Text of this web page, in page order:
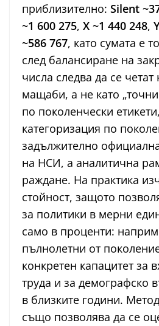
приблизително: Silent
~1 600 275, X ~1 440 248,
~586 767, като сумата е
след балансиране на
числа следва да се четат
мащаби, а не като
по поколенчески
категоризация по
задължително
на НСИ, а аналитична
раждане. На практика
стойност, защото
за политики в мерни
само в проценти:
пълнолетни от
конкретен капацитет за
труда и за демографско
в близките години.
също позволява да се